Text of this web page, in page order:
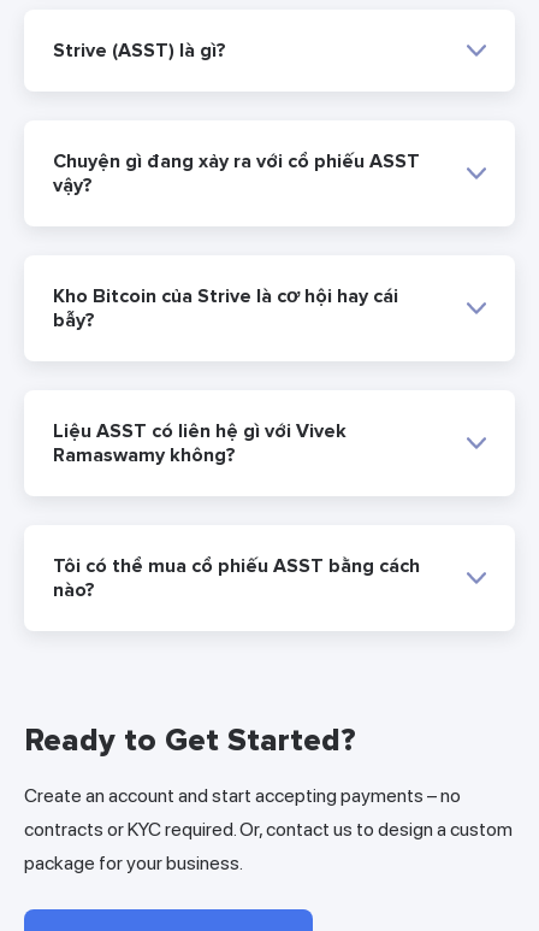
Strive (ASST) là gì?
Chuyện gì đang xảy ra với cổ phiếu ASST
vậy?
Kho Bitcoin của Strive là cơ hội hay cái
bẫy?
Liệu ASST có liên hệ gì với Vivek
Ramaswamy không?
Tôi có thể mua cổ phiếu ASST bằng cách
nào?
Ready to Get Started?
Create an account and start accepting payments – no
contracts or KYC required. Or, contact us to design a custom
package for your business.